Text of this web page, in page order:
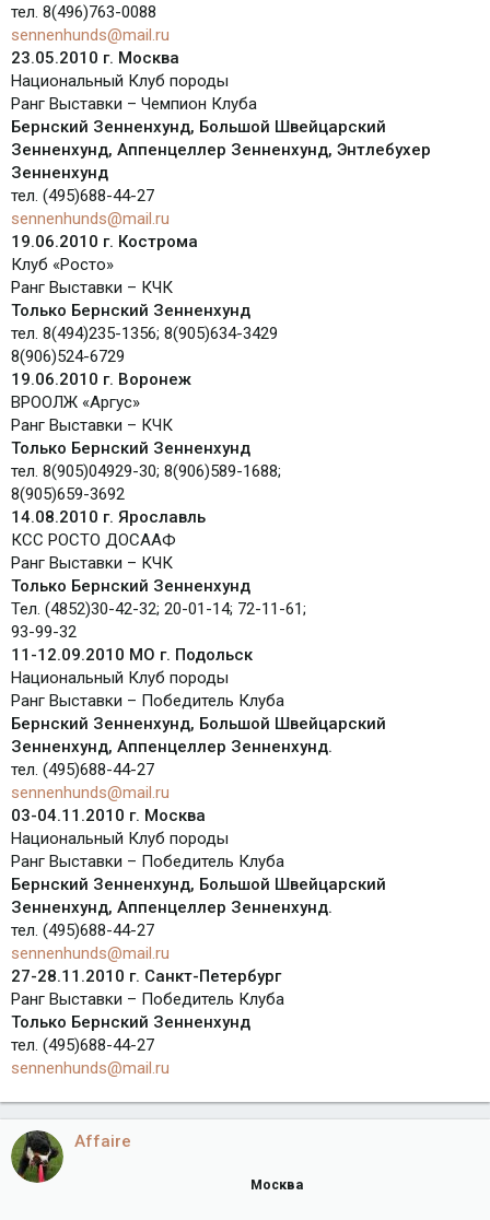
тел. 8(496)763-0088
sennenhunds@mail.ru
23.05.2010 г. Москва
Национальный Клуб породы
Ранг Выставки – Чемпион Клуба
Бернский Зенненхунд, Большой Швейцарский
Зенненхунд, Аппенцеллер Зенненхунд, Энтлебухер
Зенненхунд
тел. (495)688-44-27
sennenhunds@mail.ru
19.06.2010 г. Кострома
Клуб «Росто»
Ранг Выставки – КЧК
Только Бернский Зенненхунд
тел. 8(494)235-1356; 8(905)634-3429
8(906)524-6729
19.06.2010 г. Воронеж
ВРООЛЖ «Аргус»
Ранг Выставки – КЧК
Только Бернский Зенненхунд
тел. 8(905)04929-30; 8(906)589-1688;
8(905)659-3692
14.08.2010 г. Ярославль
КСС РОСТО ДОСААФ
Ранг Выставки – КЧК
Только Бернский Зенненхунд
Тел. (4852)30-42-32; 20-01-14; 72-11-61;
93-99-32
11-12.09.2010 МО г. Подольск
Национальный Клуб породы
Ранг Выставки – Победитель Клуба
Бернский Зенненхунд, Большой Швейцарский
Зенненхунд, Аппенцеллер Зенненхунд.
тел. (495)688-44-27
sennenhunds@mail.ru
03-04.11.2010 г. Москва
Национальный Клуб породы
Ранг Выставки – Победитель Клуба
Бернский Зенненхунд, Большой Швейцарский
Зенненхунд, Аппенцеллер Зенненхунд.
тел. (495)688-44-27
sennenhunds@mail.ru
27-28.11.2010 г. Санкт-Петербург
Ранг Выставки – Победитель Клуба
Только Бернский Зенненхунд
тел. (495)688-44-27
sennenhunds@mail.ru
Affaire
Москва